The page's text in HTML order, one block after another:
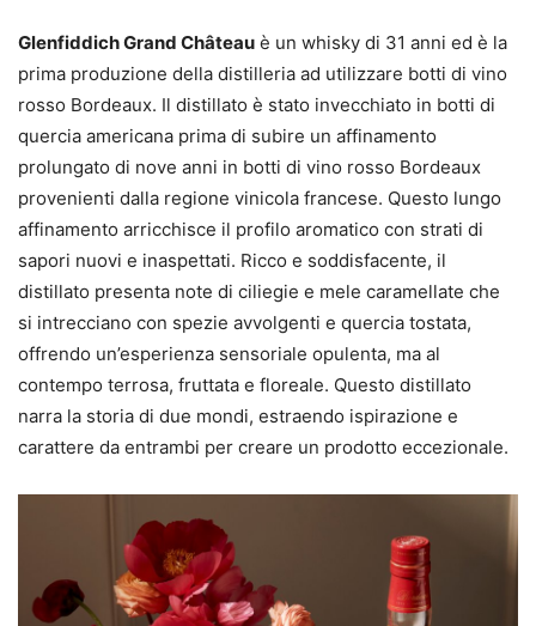
Glenfiddich Grand Château è un whisky di 31 anni ed è la
prima produzione della distilleria ad utilizzare botti di vino
rosso Bordeaux. Il distillato è stato invecchiato in botti di
quercia americana prima di subire un affinamento
prolungato di nove anni in botti di vino rosso Bordeaux
provenienti dalla regione vinicola francese. Questo lungo
affinamento arricchisce il profilo aromatico con strati di
sapori nuovi e inaspettati. Ricco e soddisfacente, il
distillato presenta note di ciliegie e mele caramellate che
si intrecciano con spezie avvolgenti e quercia tostata,
offrendo un’esperienza sensoriale opulenta, ma al
contempo terrosa, fruttata e floreale. Questo distillato
narra la storia di due mondi, estraendo ispirazione e
carattere da entrambi per creare un prodotto eccezionale.